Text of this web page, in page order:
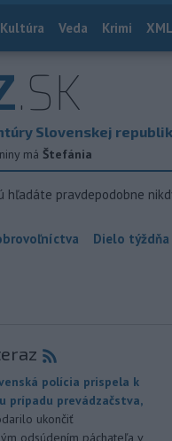
Kultúra Veda Krimi
.SK
Slovenskej
má Štefánia
hľadáte pravdepodobne
Dielo týždňa
polícia prispela k
prípadu prevádzačstva,
ukončiť
odsúdením páchateľa v